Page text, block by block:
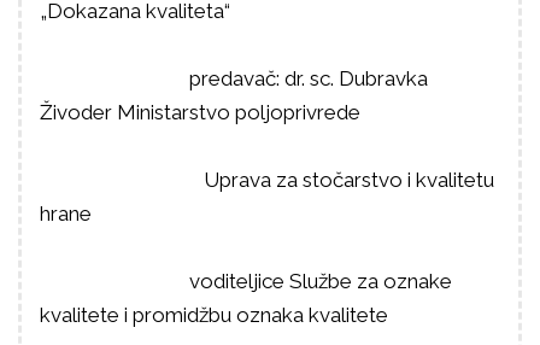
„Dokazana kvaliteta“
predavač: dr. sc. Dubravka
Živoder Ministarstvo poljoprivrede
Uprava za stočarstvo i kvalitetu
hrane
voditeljice Službe za oznake
kvalitete i promidžbu oznaka kvalitete